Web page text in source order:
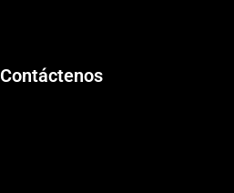
Contáctenos